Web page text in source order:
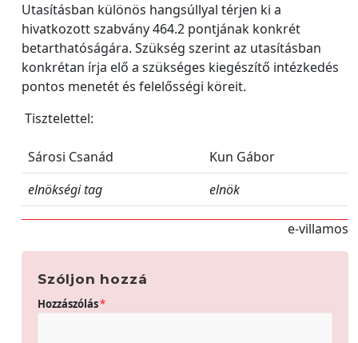
Utasításban különös hangsúllyal térjen ki a
hivatkozott szabvány 464.2 pontjának konkrét
betarthatóságára. Szükség szerint az utasításban
konkrétan írja elő a szükséges kiegészítő intézkedés
pontos menetét és felelősségi köreit.
Tisztelettel:
Sárosi Csanád
Kun Gábor
elnökségi tag
elnök
e-villamos
Szóljon hozzá
Hozzászólás*